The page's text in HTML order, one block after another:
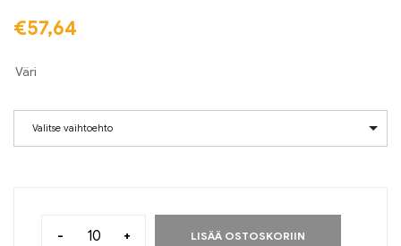
€57,64
Väri
Valitse vaihtoehto
- + LISÄÄ OSTOSKORIIN